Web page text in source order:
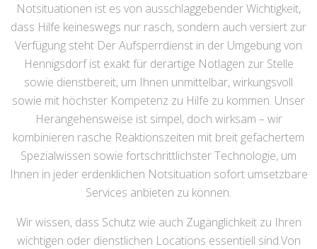
Notsituationen ist es von ausschlaggebender Wichtigkeit,
dass Hilfe keineswegs nur rasch, sondern auch versiert zur
Verfügung steht Der Aufsperrdienst in der Umgebung von
Hennigsdorf ist exakt für derartige Notlagen zur Stelle
sowie dienstbereit, um Ihnen unmittelbar, wirkungsvoll
sowie mit höchster Kompetenz zu Hilfe zu kommen. Unser
Herangehensweise ist simpel, doch wirksam – wir
kombinieren rasche Reaktionszeiten mit breit gefächertem
Spezialwissen sowie fortschrittlichster Technologie, um
Ihnen in jeder erdenklichen Notsituation sofort umsetzbare
Services anbieten zu können.
Wir wissen, dass Schutz wie auch Zugänglichkeit zu Ihren
wichtigen oder dienstlichen Locations essentiell sind.Von